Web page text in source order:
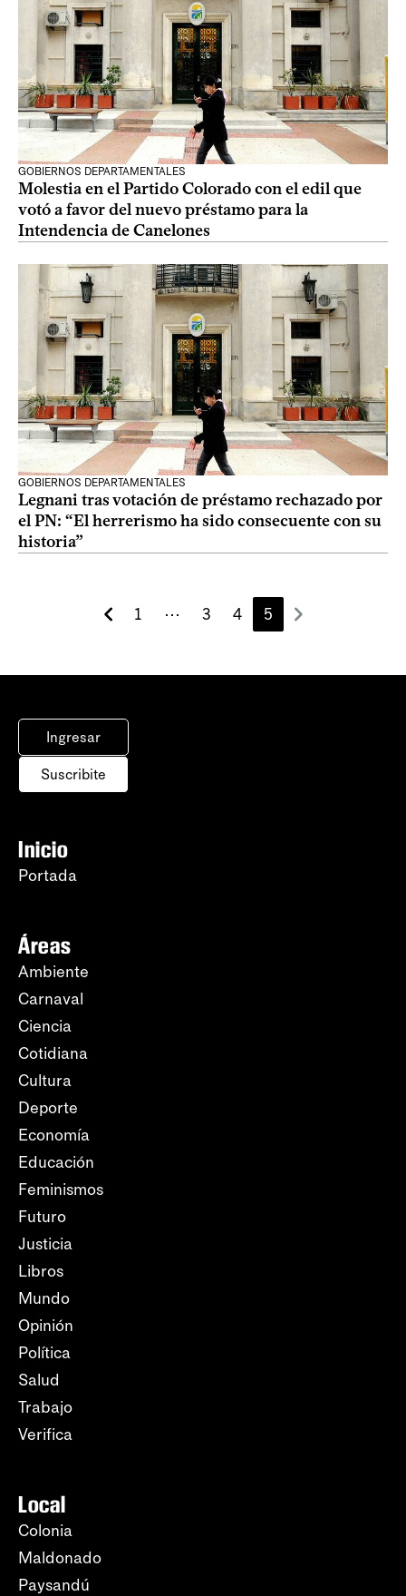
GOBIERNOS DEPARTAMENTALES
Molestia en el Partido Colorado con el edil que
votó a favor del nuevo préstamo para la
Intendencia de Canelones
GOBIERNOS DEPARTAMENTALES
Legnani tras votación de préstamo rechazado por
el PN: “El herrerismo ha sido consecuente con su
historia”
1 ⋯ 3 4 5
Ingresar
Suscribite
Inicio
Portada
Áreas
Ambiente
Carnaval
Ciencia
Cotidiana
Cultura
Deporte
Economía
Educación
Feminismos
Futuro
Justicia
Libros
Mundo
Opinión
Política
Salud
Trabajo
Verifica
Local
Colonia
Maldonado
Paysandú